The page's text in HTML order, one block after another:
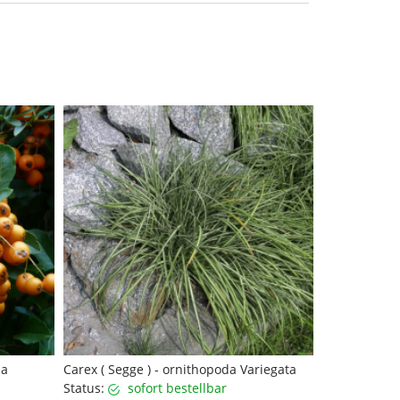
Carex ( Segge ) - ornithopoda Variegata
Status:
sofort bestellbar